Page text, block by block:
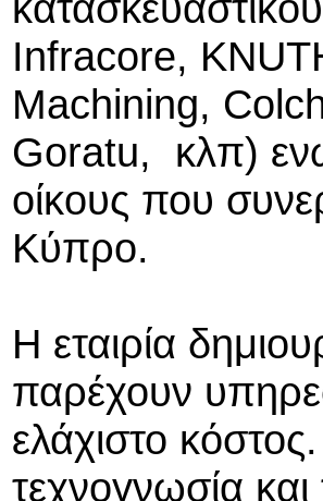
Infracore,
Machining,
Goratu, κλπ) ενώ
οίκους που
Κύπρο.
Η εταιρία
παρέχουν
ελάχιστο
τεχνογνωσία